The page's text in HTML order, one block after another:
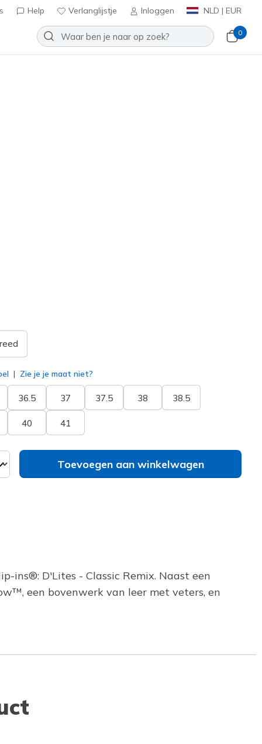
Help Verlanglijstje Inloggen NLD | EUR
0
Zie je je maat niet?
36.5 37 37.5 38 38.5
40 41
Toevoegen aan winkelwagen
ins®: D'Lites - Classic Remix. Naast een
een bovenwerk van leer met veters, en